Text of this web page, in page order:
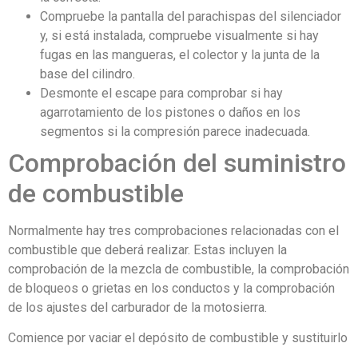
Compruebe la pantalla del parachispas del silenciador
y, si está instalada, compruebe visualmente si hay
fugas en las mangueras, el colector y la junta de la
base del cilindro.
Desmonte el escape para comprobar si hay
agarrotamiento de los pistones o daños en los
segmentos si la compresión parece inadecuada.
Comprobación del suministro
de combustible
Normalmente hay tres comprobaciones relacionadas con el
combustible que deberá realizar. Estas incluyen la
comprobación de la mezcla de combustible, la comprobación
de bloqueos o grietas en los conductos y la comprobación
de los ajustes del carburador de la motosierra.
Comience por vaciar el depósito de combustible y sustituirlo